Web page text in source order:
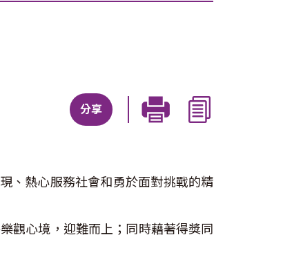
分享
、熱心服務社會和勇於面對挑戰的精
觀心境，迎難而上；同時藉著得獎同